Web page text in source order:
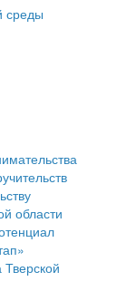
округа
и
и
среды
области
Тверской